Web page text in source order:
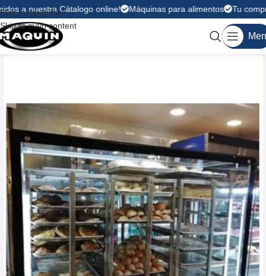
Skip to navigation
Skip to main content
a nuestra Cátalogo online! Máquinas para alimentos Tu